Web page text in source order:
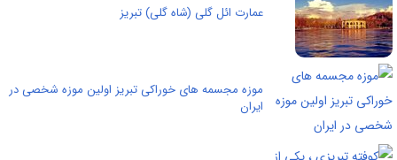
عمارت ائل گلی (شاه گلی) تبریز
موزه مجسمه های خوراکی تبریز اولین موزه شخصی در
ایران